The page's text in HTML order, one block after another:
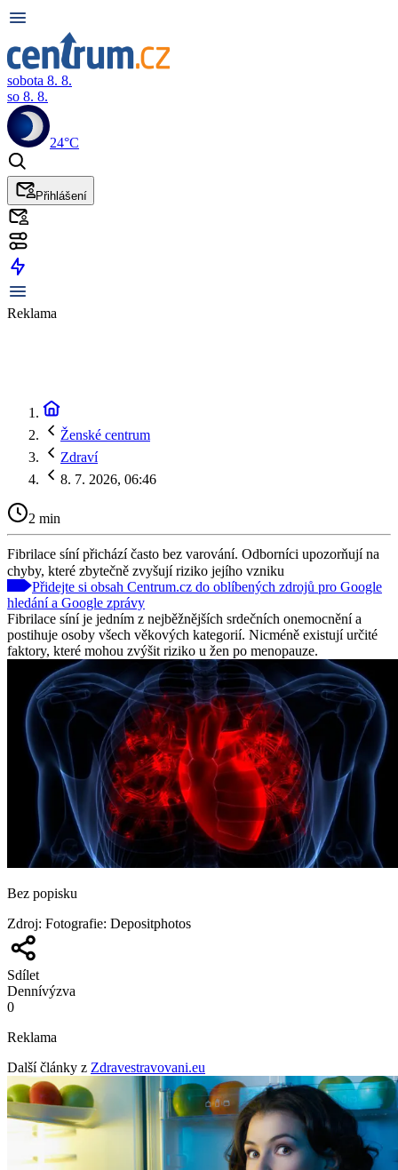
sobota 8. 8.
so 8. 8.
24°C
Přihlášení
Reklama
Ženské centrum
Zdraví
8. 7. 2026, 06:46
2 min
Fibrilace síní přichází často bez varování. Odborníci upozorňují na
chyby, které zbytečně zvyšují riziko jejího vzniku
Přidejte si obsah Centrum.cz do oblíbených zdrojů pro Google
hledání a Google zprávy
Fibrilace síní je jedním z nejběžnějších srdečních onemocnění a
postihuje osoby všech věkových kategorií. Nicméně existují určité
faktory, které mohou zvýšit riziko u žen po menopauze.
Bez popisku
Zdroj: Fotografie: Depositphotos
Sdílet
Dennívýzva
0
Reklama
Další články z Zdravestravovani.eu